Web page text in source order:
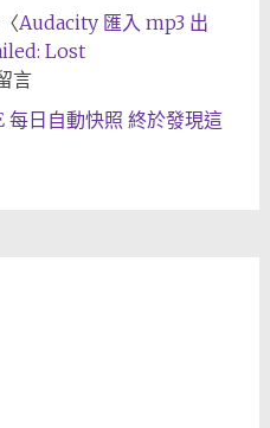
Audacity 匯入 mp3 出
Lost
言
日自動快照 終於發現這